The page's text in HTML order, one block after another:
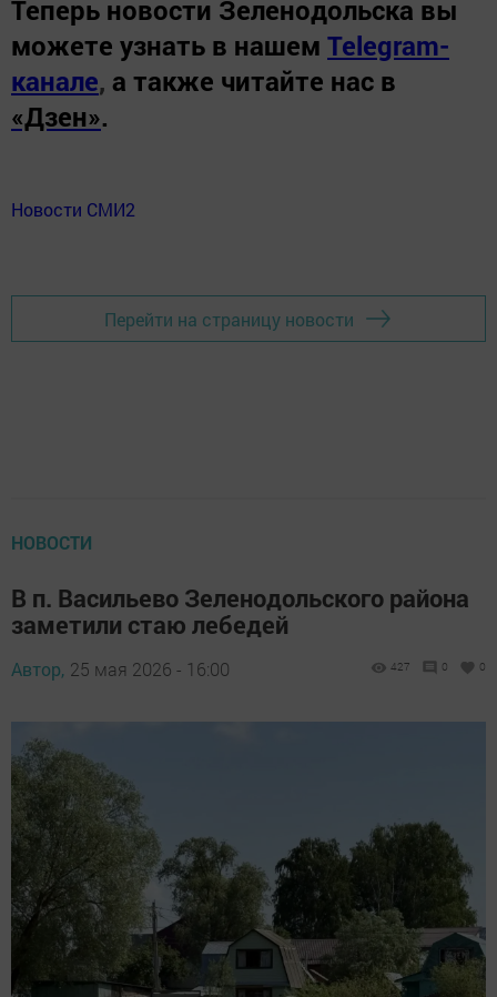
Теперь новости Зеленодольска вы
можете узнать в нашем Telegram-
канале, а также читайте нас в
«Дзен».
Новости СМИ2
Перейти на страницу новости
НОВОСТИ
В п. Васильево Зеленодольского района
заметили стаю лебедей
Автор, 25 мая 2026 - 16:00 427 0 0